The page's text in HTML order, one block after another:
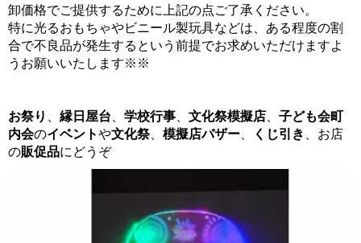
卸価格でご提供するために上記の点ご了承ください。
特に光るおもちゃやビニール製玩具などは、ある程度の割
合で不良品が発生するという前提でお求めいただけますよ
うお願いいたします※※
お祭り 縁日屋台 学校行事 文化祭模擬店 子ども会町
内会のイベントや文化祭、 模擬店バザー くじ引き
、お店
の販促品にどうぞ